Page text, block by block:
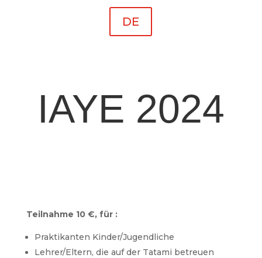
DE
IAYE 2024
Teilnahme 10 €, für :
Praktikanten Kinder/Jugendliche
Lehrer/Eltern, die auf der Tatami betreuen